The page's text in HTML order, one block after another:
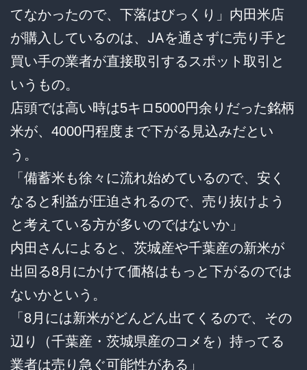
てなかったので、下落はびっくり」内田米店
が購入しているのは、JAを通さずに売り手と
買い手の業者が直接取引するスポット取引と
いうもの。
店頭では高い時は5キロ5000円余りだった銘柄
米が、4000円程度まで下がる見込みだとい
う。
「備蓄米も徐々に流れ始めているので、安く
なると利益が圧迫されるので、売り抜けよう
と考えている方が多いのではないか」
内田さんによると、茨城産や千葉産の新米が
出回る8月にかけて価格はもっと下がるのでは
ないかという。
「8月には新米がどんどん出てくるので、その
辺り（千葉産・茨城県産のコメを）持ってる
業者は売り急ぐ可能性がある」